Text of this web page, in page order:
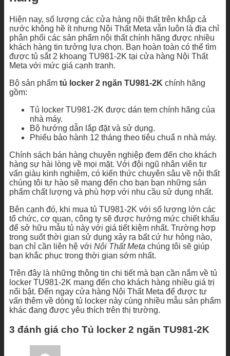
Hiện nay, số lượng các cửa hàng nội thất trên khắp cả
nước không hề ít nhưng Nội Thất Meta vẫn luôn là địa chỉ
phân phối các sản phẩm nội thất chính hãng được nhiều
khách hàng tin tưởng lựa chọn. Bạn hoàn toàn có thể tìm
được tủ sắt 2 khoang TU981-2K tại cửa hàng Nội Thất
Meta với mức giá cạnh tranh.
Bộ sản phẩm tủ locker 2 ngăn TU981-2K chính hãng
gồm:
Tủ locker TU981-2K được dán tem chính hãng của
nhà máy.
Bộ hướng dẫn lắp đặt và sử dụng.
Phiếu bảo hành 12 tháng theo tiêu chuẩ n nhà máy.
Chính sách bán hàng chuyên nghiệp đem đến cho khách
hàng sự hài lòng về mọi mặt. Với đội ngũ nhân viên tư
vấn giàu kinh nghiệm, có kiến thức chuyên sâu về nội thất
chúng tôi tự hào sẽ mang đến cho bạn bạn những sản
phẩm chất lượng và phù hợp với nhu cầu sử dụng nhất.
Bên cạnh đó, khi mua tủ TU981-2K với số lượng lớn các
tổ chức, cơ quan, công ty sẽ được hưởng mức chiết khấu
để sở hữu mẫu tủ này với giá tiết kiệm nhất. Trường hợp
trong suốt thời gian sử dụng xảy ra bất cứ hư hỏng nào,
bạn chỉ cần liên hệ với Nội Thất Meta chúng tôi sẽ giúp
bạn khắc phục trong thời gian sớm nhất.
Trên đây là những thông tin chi tiết mà bạn cần nắm về tủ
locker TU981-2K mang đến cho khách hàng nhiều giá trị
nổi bật. Đến ngay cửa hàng Nội Thất Meta để được tư
vấn thêm về dòng tủ locker này cùng nhiều mẫu sản phẩm
khác đang được yêu thích trên thị trường.
3 đánh giá cho Tủ locker 2 ngăn TU981-2K